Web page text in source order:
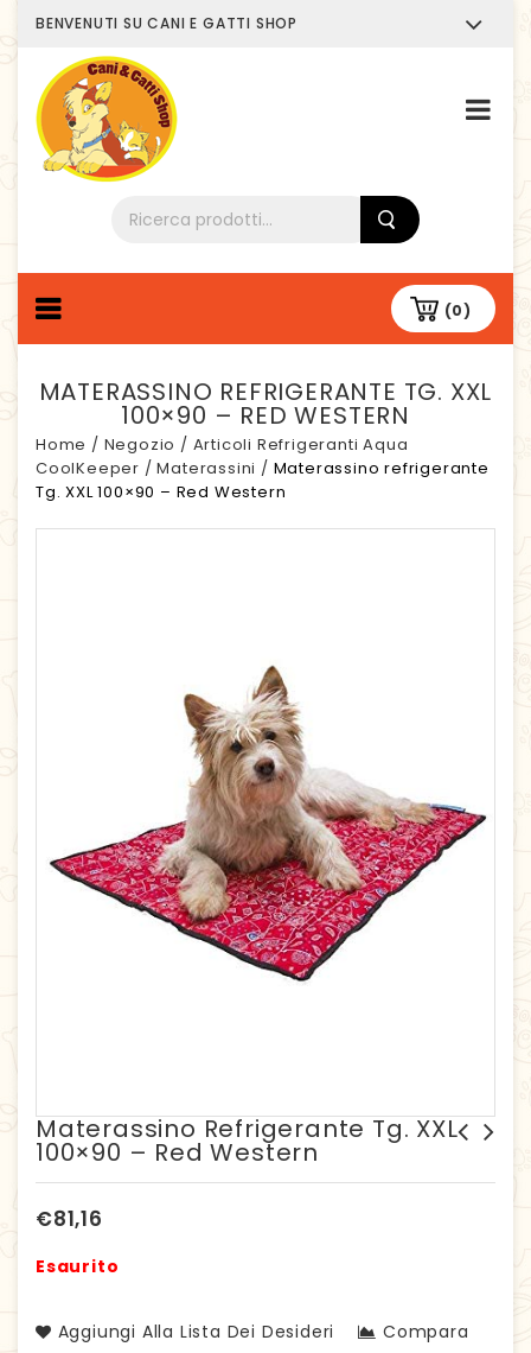
BENVENUTI SU CANI E GATTI SHOP
(0)
MATERASSINO REFRIGERANTE TG. XXL
100×90 – RED WESTERN
Home / Negozio / Articoli Refrigeranti Aqua
CoolKeeper /Materassini / Materassino refrigerante
Tg. XXL 100×90 – Red Western
Materassino Refrigerante Tg. XXL
100×90 – Red Western
€81,16
Esaurito
Aggiungi Alla Lista Dei Desideri Compara